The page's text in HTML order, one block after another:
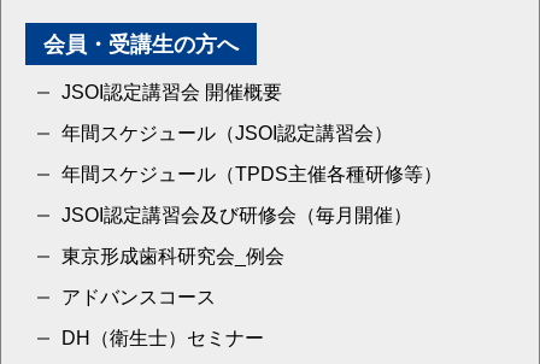
会員・受講生の方へ
JSOI認定講習会 開催概要
年間スケジュール（JSOI認定講習会）
年間スケジュール（TPDS主催各種研修等）
JSOI認定講習会及び研修会（毎月開催）
東京形成歯科研究会_例会
アドバンスコース
DH（衛生士）セミナー